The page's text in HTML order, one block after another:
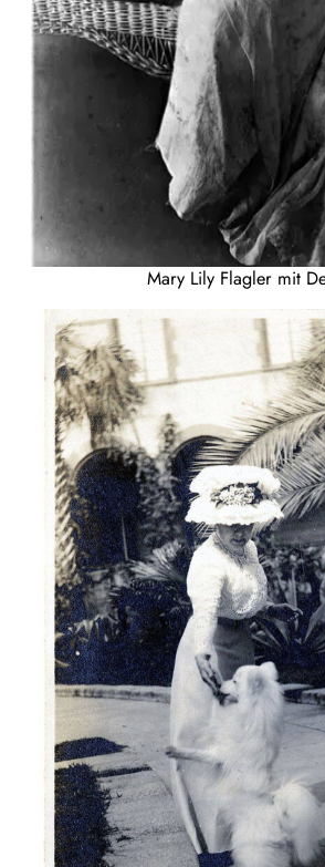
Mary Lily Flagler mit